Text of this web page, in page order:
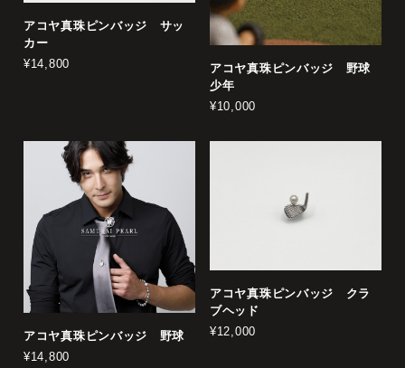
アコヤ真珠ピンバッジ サッ
カー
¥14,800
アコヤ真珠ピンバッジ 野球
少年
¥10,000
アコヤ真珠ピンバッジ 野球
¥14,800
アコヤ真珠ピンバッジ クラ
ブヘッド
¥12,000